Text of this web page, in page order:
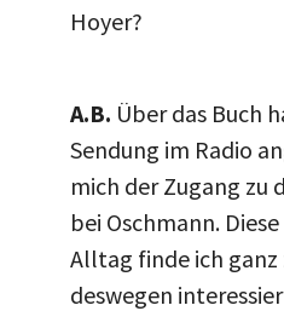
Hoyer?
A.B. Über das Buch
Sendung im Radio
mich der Zugang zu
bei Oschmann.
Alltag finde ich
deswegen